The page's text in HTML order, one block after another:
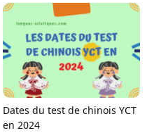
Dates du test de chinois YCT
en 2024